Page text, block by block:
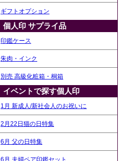
ギフトオプション
個人印 サプライ品
印鑑ケース
朱肉・インク
別売 高級化粧箱・桐箱
イベントで探す個人印
1月 新成人/新社会人のお祝いに
2月22日猫の日特集
6月 父の日特集
6月 夫婦ペア印鑑セット